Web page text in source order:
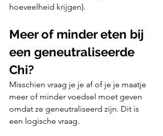
hoeveelheid krijgen).
Meer of minder eten bij
een geneutraliseerde
Chi?
Misschien vraag je je af of je je maatje
meer of minder voedsel moet geven
omdat ze geneutraliseerd zijn. Dit is
een logische vraag.